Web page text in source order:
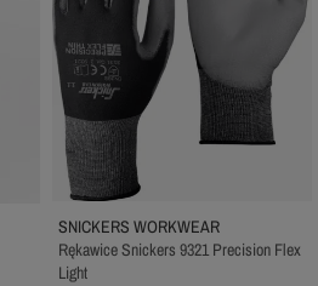
SNICKERS WORKWEAR
Rękawice Snickers 9321 Precision Flex
Light